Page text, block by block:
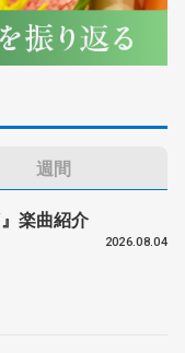
週間
楽曲紹介
2026.08.04